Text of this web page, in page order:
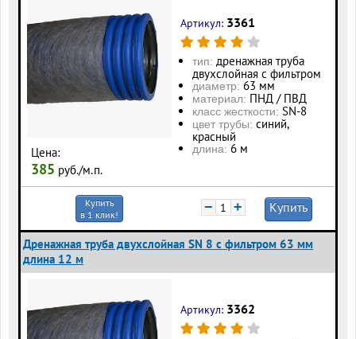
Цена:
385 руб./м.п.
Артикул: 3361
тип: дренажная труба
двухслойная с фильтром
диаметр: 63 мм
материал: ПНД / ПВД
класс жесткости: SN-8
цвет трубы: синий,
красный
длина: 6 м
Купить
в 1 клик!
− + Купить
Дренажная труба двухслойная SN 8 с фильтром 63 мм
длина 12 м
Артикул: 3362